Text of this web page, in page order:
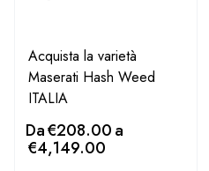
Acquista la varietà
Maserati Hash Weed
ITALIA
Da€208.00a
€4,149.00